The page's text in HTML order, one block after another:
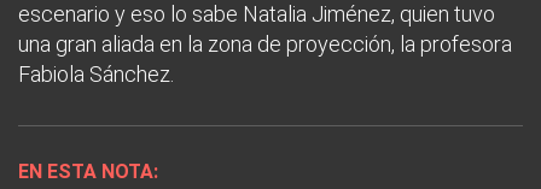
escenario y eso lo sabe Natalia Jiménez, quien tuvo
una gran aliada en la zona de proyección, la profesora
Fabiola Sánchez.
EN ESTA NOTA: